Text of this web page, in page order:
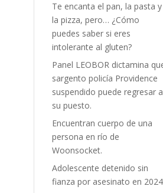
Te encanta el pan, la pasta y
la pizza, pero… ¿Cómo
puedes saber si eres
intolerante al gluten?
Panel LEOBOR dictamina
sargento policía Providence
suspendido puede regresar a
su puesto.
Encuentran cuerpo de una
persona en río de
Woonsocket.
Adolescente detenido sin
fianza por asesinato en